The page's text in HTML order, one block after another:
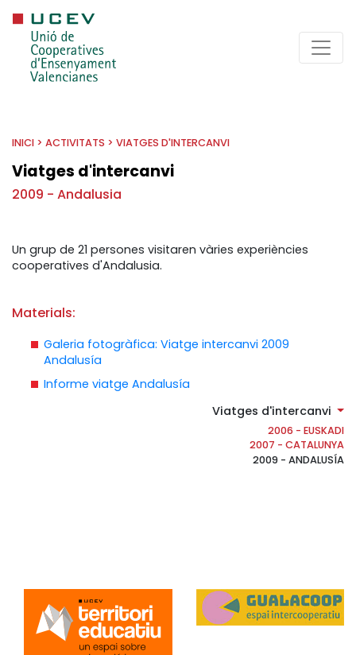
INICI > ACTIVITATS > VIATGES D'INTERCANVI
Viatges d'intercanvi
2009 - Andalusia
Un grup de 21 persones visitaren vàries experiències
cooperatives d'Andalusia.
Materials:
Galeria fotogràfica: Viatge intercanvi 2009
Andalusía
Informe viatge Andalusía
Viatges d'intercanvi
2006 - EUSKADI
2007 - CATALUNYA
2009 - ANDALUSÍA